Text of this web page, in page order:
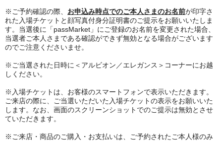
※ご予約確認の際、 お申込み時点でのご本人さまのお名前が印字さ
れた入場チケットと顔写真付身分証明書のご提示をお願いいたしま
す。当選後に「passMarket」にご登録のお名前を変更された場合、
当選者ご本人さまである確認ができず無効となる場合がございます
のでご注意くださいませ。
※ご当選された日時に＜アルビオン／エレガンス＞コーナーにお越
しください。
※入場チケットは、お客様のスマートフォンで表示いただきます。
ご来店の際に、ご当選いただいた入場チケットの表示をお願いいた
します。なお、画面のスクリーンショットでのご提示は無効とさせ
ていただきます。
※ご来店・商品のご購入・お支払いは、ご予約されたご本人様のみ